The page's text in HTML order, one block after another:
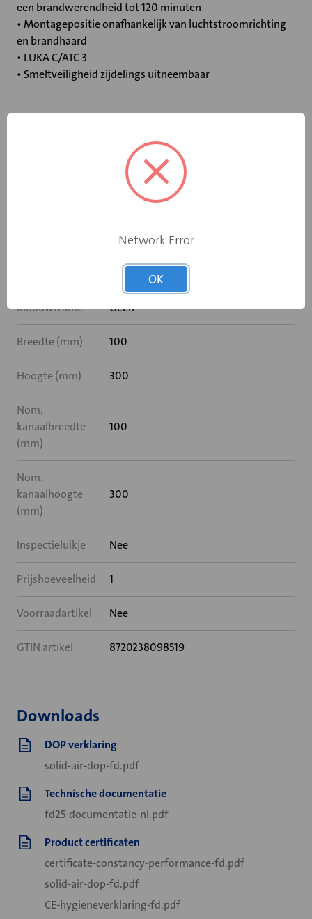
een brandwerendheid tot 120 minuten
• Montagepositie onafhankelijk van luchtstroomrichting
en brandhaard
• LUKA C/ATC 3
• Smeltveiligheid zijdelings uitneembaar
Elektromotor 24 V
Nee
Inbouwframe Geen
Breedte (mm) 100
Hoogte (mm) 300
Nom.
kanaalbreedte
(mm)
100
Nom.
kanaalhoogte
(mm)
300
Inspectieluikje Nee
Prijshoeveelheid 1
Voorraadartikel Nee
GTIN artikel 8720238098519
Downloads
DOP verklaring
solid-air-dop-fd.pdf
Technische documentatie
fd25-documentatie-nl.pdf
Product certificaten
certificate-constancy-performance-fd.pdf
solid-air-dop-fd.pdf
CE-hygieneverklaring-fd.pdf
Network Error
OK